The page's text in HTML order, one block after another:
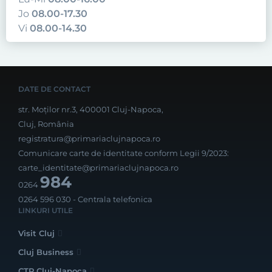
Jo 08.00-17.30
Vi 08.00-14.30
DATE DE CONTACT
str. Moților nr.3, 400001 Cluj-Napoca,
Cluj, România
registratura@primariaclujnapoca.ro
Comunicare carte de identitate conform Legii 9/2023:
carte_identitate@primariaclujnapoca.ro
0264984
0264 596 030 - Centrala telefonica
LINKURI UTILE
Visit Cluj
Cluj Business